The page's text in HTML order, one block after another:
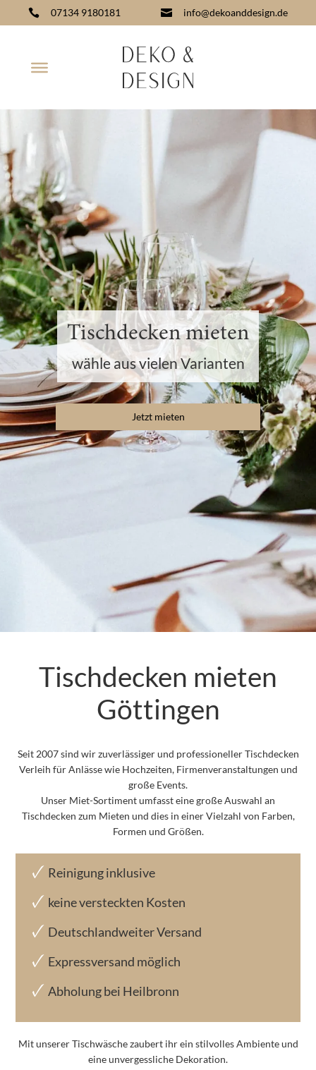
 07134 9180181  info@dekoanddesign.de
Tischdecken mieten
wähle aus vielen Varianten
Jetzt mieten
Tischdecken mieten
Göttingen
Seit 2007 sind wir zuverlässiger und professioneller Tischdecken
Verleih für Anlässe wie Hochzeiten, Firmenveranstaltungen und
große Events.
Unser Miet-Sortiment umfasst eine große Auswahl an
Tischdecken zum Mieten und dies in einer Vielzahl von Farben,
Formen und Größen.
Reinigung inklusive
keine versteckten Kosten
Deutschlandweiter Versand
Expressversand möglich
Abholung bei Heilbronn
Mit unserer Tischwäsche zaubert ihr ein stilvolles Ambiente und
eine unvergessliche Dekoration.